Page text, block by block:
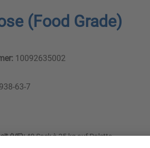
(Food Grade)
10092635002
63-7
(VE):40 Sack à 25 kg auf Palette